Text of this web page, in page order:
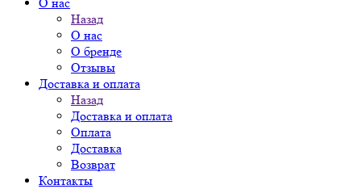
Назад
О нас
О бренде
Отзывы
Доставка и оплата
Назад
Доставка и оплата
Оплата
Доставка
Возврат
Контакты